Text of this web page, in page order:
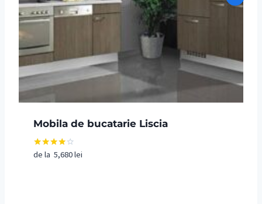
Mobila de bucatarie Liscia
Evaluat
de la 5,680lei